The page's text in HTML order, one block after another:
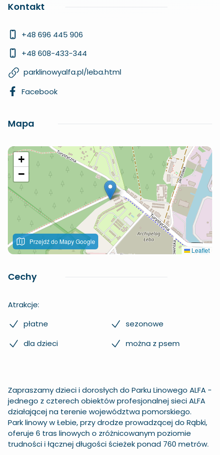
Kontakt
+48 696 445 906
+48 608-433-344
parklinowyalfa.pl/leba.html
Facebook
Mapa
+
−
Przejdź do Mapy Google
Leaflet
Cechy
Atrakcje:
płatne
sezonowe
dla dzieci
można z psem
Zapraszamy dzieci i dorosłych do Parku Linowego ALFA -
jednego z czterech obiektów profesjonalnej sieci ALFA
działającej na terenie województwa pomorskiego.
Park linowy w Łebie, przy drodze prowadzącej do Rąbki,
oferuje 6 tras linowych o zróżnicowanym poziomie
trudności i łącznej długości ścieżek ponad 760 metrów.